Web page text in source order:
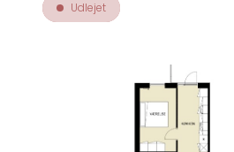
Udlejet